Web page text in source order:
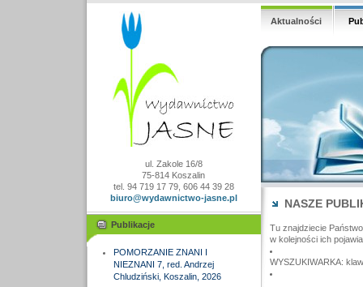
ul. Zakole 16/8
75-814 Koszalin
tel. 94 719 17 79, 606 44 39 28
biuro@wydawnictwo-jasne.pl
Publikacje
POMORZANIE ZNANI I
NIEZNANI 7, red. Andrzej
Chludziński, Koszalin, 2026
Aktualności
NASZE
Tu znajdziecie
w kolejności ich
WYSZUKIWARKA: